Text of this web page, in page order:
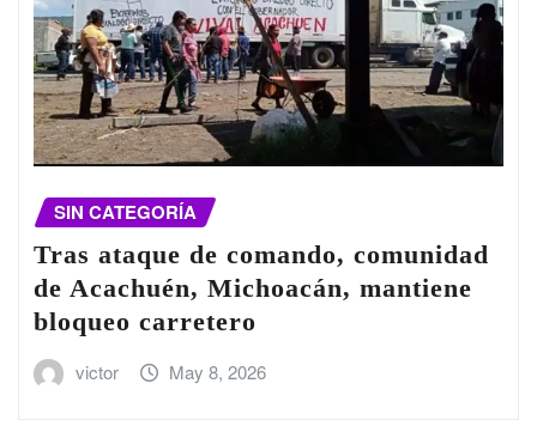
SIN CATEGORÍA
Tras ataque de comando, comunidad
de Acachuén, Michoacán, mantiene
bloqueo carretero
victor May 8, 2026